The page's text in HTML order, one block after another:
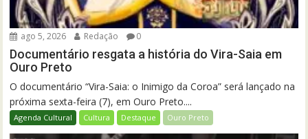
ago 5, 2026 Redação 0
Documentário resgata a história do Vira-Saia em
Ouro Preto
O documentário “Vira-Saia: o Inimigo da Coroa” será lançado na
próxima sexta-feira (7), em Ouro Preto....
Agenda Cultural Cultura Destaque Ouro Preto